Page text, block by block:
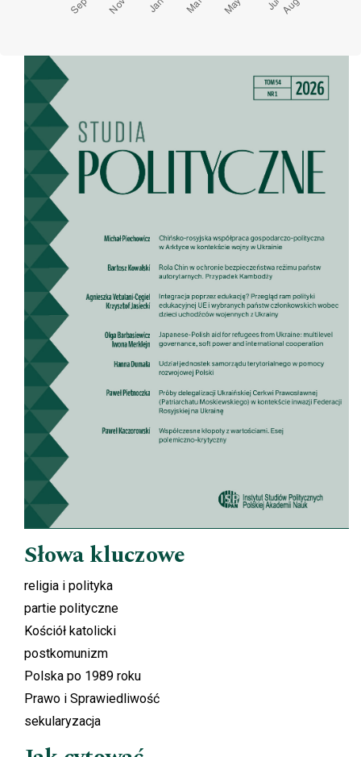
Cover image
Słowa kluczowe
religia i polityka
partie polityczne
Kościół katolicki
postkomunizm
Polska po 1989 roku
Prawo i Sprawiedliwość
sekularyzacja